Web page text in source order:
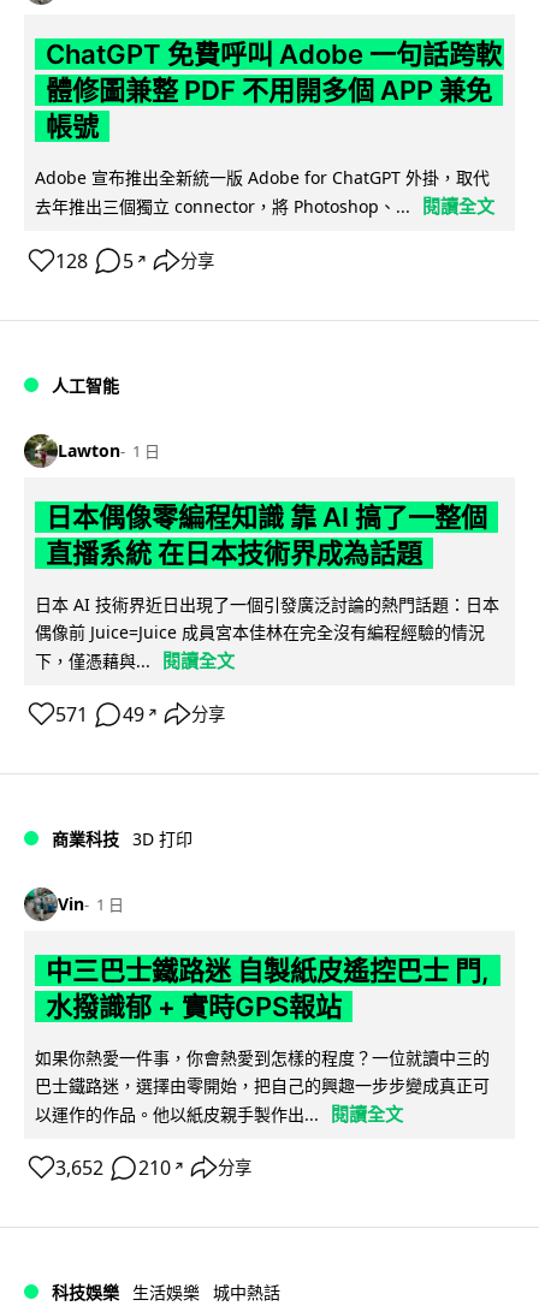
ChatGPT 免費呼叫 Adobe 一句話跨軟
體修圖兼整 PDF 不用開多個 APP 兼免
帳號
Adobe 宣布推出全新統一版 Adobe for ChatGPT 外掛，取代
去年推出三個獨立 connector，將 Photoshop、...
閱讀全文
128 5 ↗ 分享
人工智能
Lawton 1 日
日本偶像零編程知識 靠 AI 搞了一整個
直播系統 在日本技術界成為話題
日本 AI 技術界近日出現了一個引發廣泛討論的熱門話題：日本
偶像前 Juice=Juice 成員宮本佳林在完全沒有編程經驗的情況
下，僅憑藉與...
閱讀全文
571 49 ↗ 分享
商業科技 3D 打印
Vin 1 日
中三巴士鐵路迷 自製紙皮遙控巴士 門,
水撥識郁 + 實時GPS報站
如果你熱愛一件事，你會熱愛到怎樣的程度？一位就讀中三的
巴士鐵路迷，選擇由零開始，把自己的興趣一步步變成真正可
以運作的作品。他以紙皮親手製作出...
閱讀全文
3,652 210 ↗ 分享
科技娛樂 生活娛樂 城中熱話